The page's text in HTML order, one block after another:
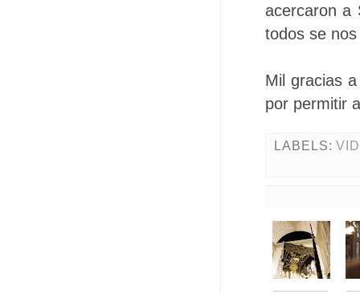
acercaron a
todos se
Mil gracias
por permitir
LABELS: